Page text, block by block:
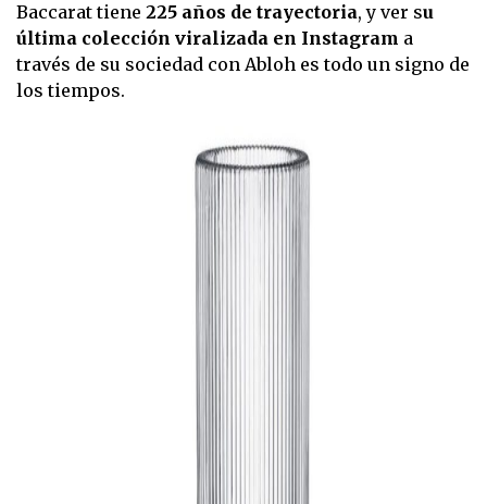
Baccarat tiene 225 años de trayectoria, y ver su
última colección viralizada en Instagram a
través de su sociedad con Abloh es todo un signo de
los tiempos.